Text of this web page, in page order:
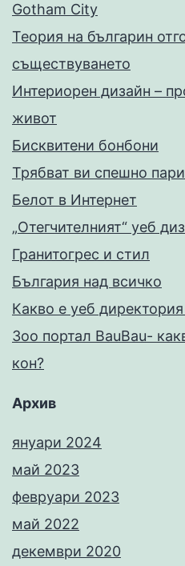
Gotham City
Теория на българин
съществуването
Интериорен дизайн –
живот
Бисквитени бонбони
Трябват ви спешно
Белот в Интернет
„Отегчителният“ уеб
Гранитогрес и стил
България над всичко
Какво е уеб
Зоо портал BauBau-
кон?
Архив
януари 2024
май 2023
февруари 2023
май 2022
декември 2020